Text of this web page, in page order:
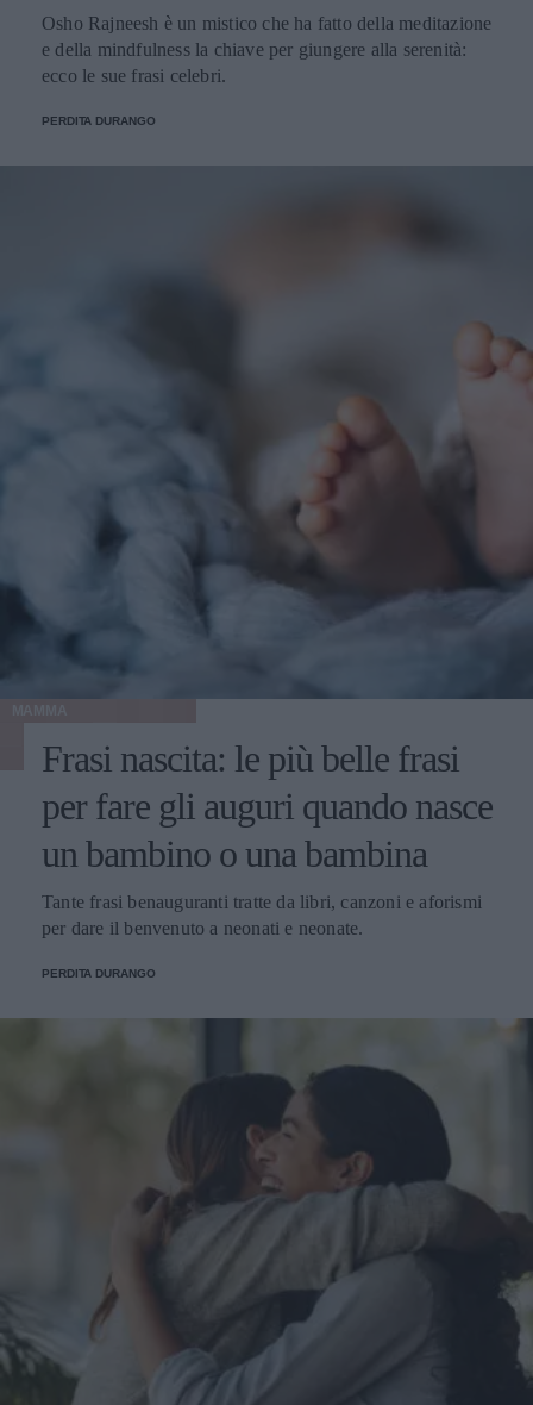
Osho Rajneesh è un mistico che ha fatto della meditazione
e della mindfulness la chiave per giungere alla serenità:
ecco le sue frasi celebri.
PERDITA DURANGO
Frasi nascita: le più belle frasi
per fare gli auguri quando nasce
un bambino o una bambina
Tante frasi benauguranti tratte da libri, canzoni e aforismi
per dare il benvenuto a neonati e neonate.
PERDITA DURANGO